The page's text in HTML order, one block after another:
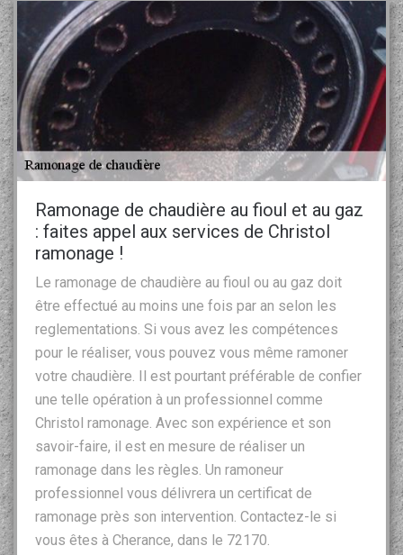
Ramonage de chaudière au fioul et au gaz
: faites appel aux services de Christol
ramonage !
Le ramonage de chaudière au fioul ou au gaz doit
être effectué au moins une fois par an selon les
reglementations. Si vous avez les compétences
pour le réaliser, vous pouvez vous même ramoner
votre chaudière. Il est pourtant préférable de confier
une telle opération à un professionnel comme
Christol ramonage. Avec son expérience et son
savoir-faire, il est en mesure de réaliser un
ramonage dans les règles. Un ramoneur
professionnel vous délivrera un certificat de
ramonage près son intervention. Contactez-le si
vous êtes à Cherance, dans le 72170.